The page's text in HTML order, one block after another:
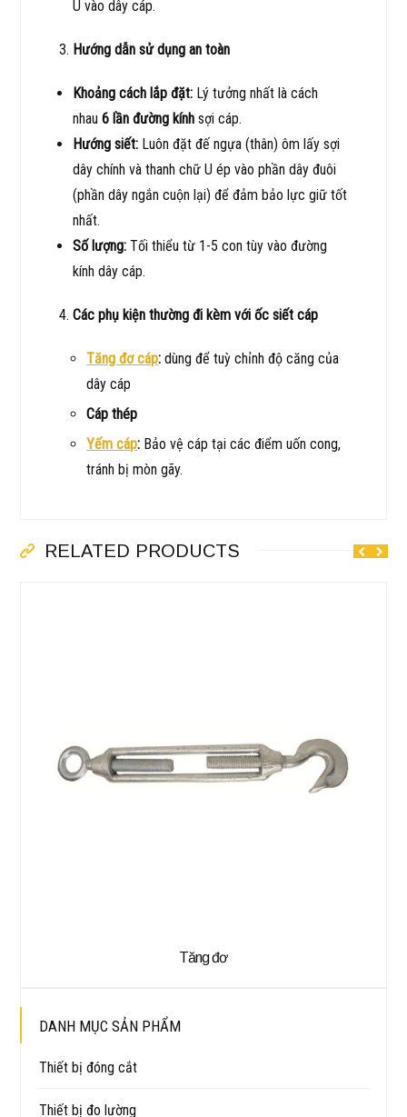
U vào dây cáp.
Hướng dẫn sử dụng an toàn
Khoảng cách lắp đặt: Lý tưởng nhất là cách
nhau6 lần đường kính sợi cáp.
Hướng siết: Luôn đặt đế ngựa (thân) ôm lấy sợi
dây chính và thanh chữ U ép vào phần dây đuôi
(phần dây ngắn cuộn lại) để đảm bảo lực giữ tốt
nhất.
Số lượng: Tối thiểu từ 1-5 con tùy vào đường
kính dây cáp.
Các phụ kiện thường đi kèm với ốc siết cáp
Tăng đơ cáp:dùng để tuỳ chỉnh độ căng của
dây cáp
Cáp thép
Yếm cáp: Bảo vệ cáp tại các điểm uốn cong,
tránh bị mòn gãy.
RELATED PRODUCTS
Tăng đơ
DANH MỤC SẢN PHẨM
Thiết bị đóng cắt
Thiết bị đo lường